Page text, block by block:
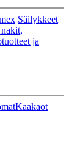
Säilykkeet
ja
Kaakaot